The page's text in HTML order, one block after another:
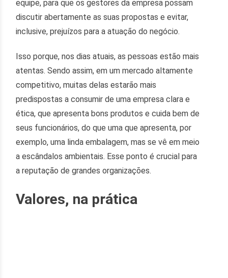
equipe, para que os gestores da empresa possam
discutir abertamente as suas propostas e evitar,
inclusive, prejuízos para a atuação do negócio.
Isso porque, nos dias atuais, as pessoas estão mais
atentas. Sendo assim, em um mercado altamente
competitivo, muitas delas estarão mais
predispostas a consumir de uma empresa clara e
ética, que apresenta bons produtos e cuida bem de
seus funcionários, do que uma que apresenta, por
exemplo, uma linda embalagem, mas se vê em meio
a escândalos ambientais. Esse ponto é crucial para
a reputação de grandes organizações.
Valores, na prática